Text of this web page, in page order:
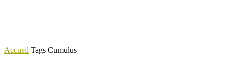
Accueil Tags Cumulus